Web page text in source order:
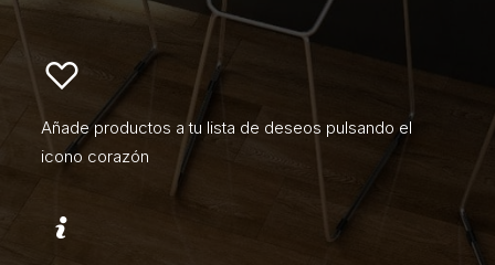
Añade productos a tu lista de deseos pulsando el
icono corazón